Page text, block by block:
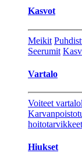
Kasvot
Meikit
Seerumit
Vartalo
Voiteet
hoitotarvikkeet
Hiukset